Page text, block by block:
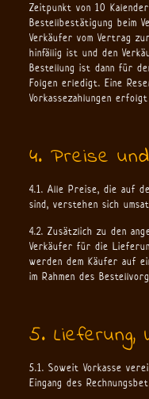
Zeitpunkt von 10
Bestellbestätigung beim
Verkäufer vom Vertrag
hinfällig ist und den
Bestellung ist dann für
Folgen erledigt. Eine
Vorkassezahlungen
4. Preise
4.1. Alle Preise, die auf
sind, verstehen sich
4.2. Zusätzlich zu den
Verkäufer für die
werden dem Käufer auf
im Rahmen des
5. Lieferung,
5.1. Soweit Vorkasse
Eingang des